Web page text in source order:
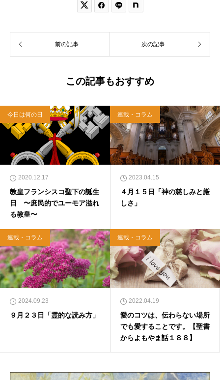
 
前の記事 次の記事
この記事もおすすめ
今日は何の日
2020.12.17
教皇フランシスコ聖下の誕生
日 〜庶民的でユーモア溢れ
る教皇〜
連載・コラム
2023.04.15
４月１５日「神の慈しみと厳
しさ」
連載・コラム
2024.09.23
９月２３日「霊的な読み方」
連載・コラム
2022.04.19
愛のコツは、伝わらない場所
でも愛することです。【聖書
からよもやま話１８８】